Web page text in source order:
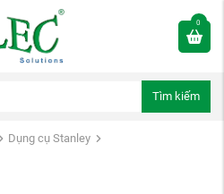
0
Tìm kiếm
Dụng cụ Stanley